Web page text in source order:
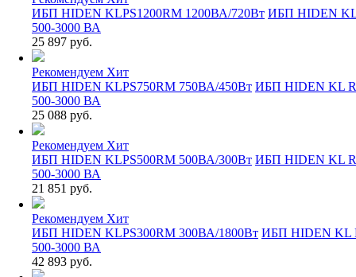
ИБП HIDEN KLPS1200RM 1200ВА/720Вт ИБП HIDEN
500-3000 ВА
25 897 руб.
Рекомендуем Хит
ИБП HIDEN KLPS750RM 750ВА/450Вт ИБП HIDEN KL
500-3000 ВА
25 088 руб.
Рекомендуем Хит
ИБП HIDEN KLPS500RM 500ВА/300Вт ИБП HIDEN KL
500-3000 ВА
21 851 руб.
Рекомендуем Хит
ИБП HIDEN KLPS300RM 300ВА/1800Вт ИБП HIDEN KL
500-3000 ВА
42 893 руб.